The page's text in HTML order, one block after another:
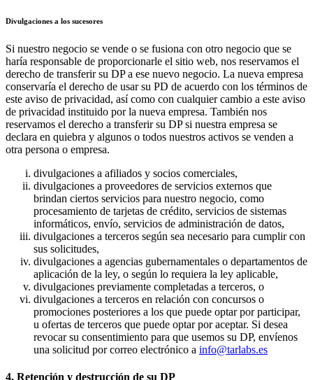
Divulgaciones a los sucesores
Si nuestro negocio se vende o se fusiona con otro negocio que se
haría responsable de proporcionarle el sitio web, nos reservamos el
derecho de transferir su DP a ese nuevo negocio. La nueva empresa
conservaría el derecho de usar su PD de acuerdo con los términos de
este aviso de privacidad, así como con cualquier cambio a este aviso
de privacidad instituido por la nueva empresa. También nos
reservamos el derecho a transferir su DP si nuestra empresa se
declara en quiebra y algunos o todos nuestros activos se venden a
otra persona o empresa.
divulgaciones a afiliados y socios comerciales,
divulgaciones a proveedores de servicios externos que
brindan ciertos servicios para nuestro negocio, como
procesamiento de tarjetas de crédito, servicios de sistemas
informáticos, envío, servicios de administración de datos,
divulgaciones a terceros según sea necesario para cumplir con
sus solicitudes,
divulgaciones a agencias gubernamentales o departamentos de
aplicación de la ley, o según lo requiera la ley aplicable,
divulgaciones previamente completadas a terceros, o
divulgaciones a terceros en relación con concursos o
promociones posteriores a los que puede optar por participar,
u ofertas de terceros que puede optar por aceptar. Si desea
revocar su consentimiento para que usemos su DP, envíenos
una solicitud por correo electrónico a info@tarlabs.es
4. Retención y destrucción de su DP